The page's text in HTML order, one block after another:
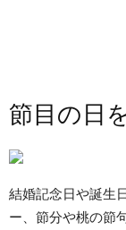
節目の日
結婚記念日や誕生
ー、節分や桃の節